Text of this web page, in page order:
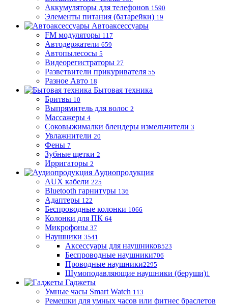
Аккумуляторы для телефонов 1590
Элементы питания (батарейки) 19
Автоаксессуары
FM модуляторы 117
Автодержатели 659
Автопылесосы 5
Видеорегистраторы 27
Разветвители прикуривателя 55
Разное Авто 18
Бытовая техника
Бритвы 10
Выпрямитель для волос 2
Массажеры 4
Соковыжималки блендеры измельчители 3
Увлажнители 20
Фены 7
Зубные щетки 2
Ирригаторы 2
Аудиопродукция
AUX кабели 225
Bluetooth гарнитуры 136
Адаптеры 122
Беспроводные колонки 1066
Колонки для ПК 64
Микрофоны 37
Наушники 3541
Аксессуары для наушников523
Беспроводные наушники706
Проводные наушники2295
Шумоподавляющие наушники (беруши)1
Гаджеты
Умные часы Smart Watch 113
Ремешки для умных часов или фитнес браслетов